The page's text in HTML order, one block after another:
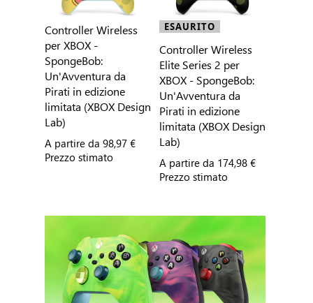
Controller Wireless
per XBOX -
SpongeBob:
Un'Avventura da
Pirati in edizione
limitata (XBOX Design
Lab)
A partire da 98,97 €
Prezzo stimato
ESAURITO
Controller Wireless
Elite Series 2 per
XBOX - SpongeBob:
Un'Avventura da
Pirati in edizione
limitata (XBOX Design
Lab)
A partire da 174,98 €
Prezzo stimato